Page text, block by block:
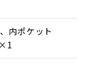
内ポケット